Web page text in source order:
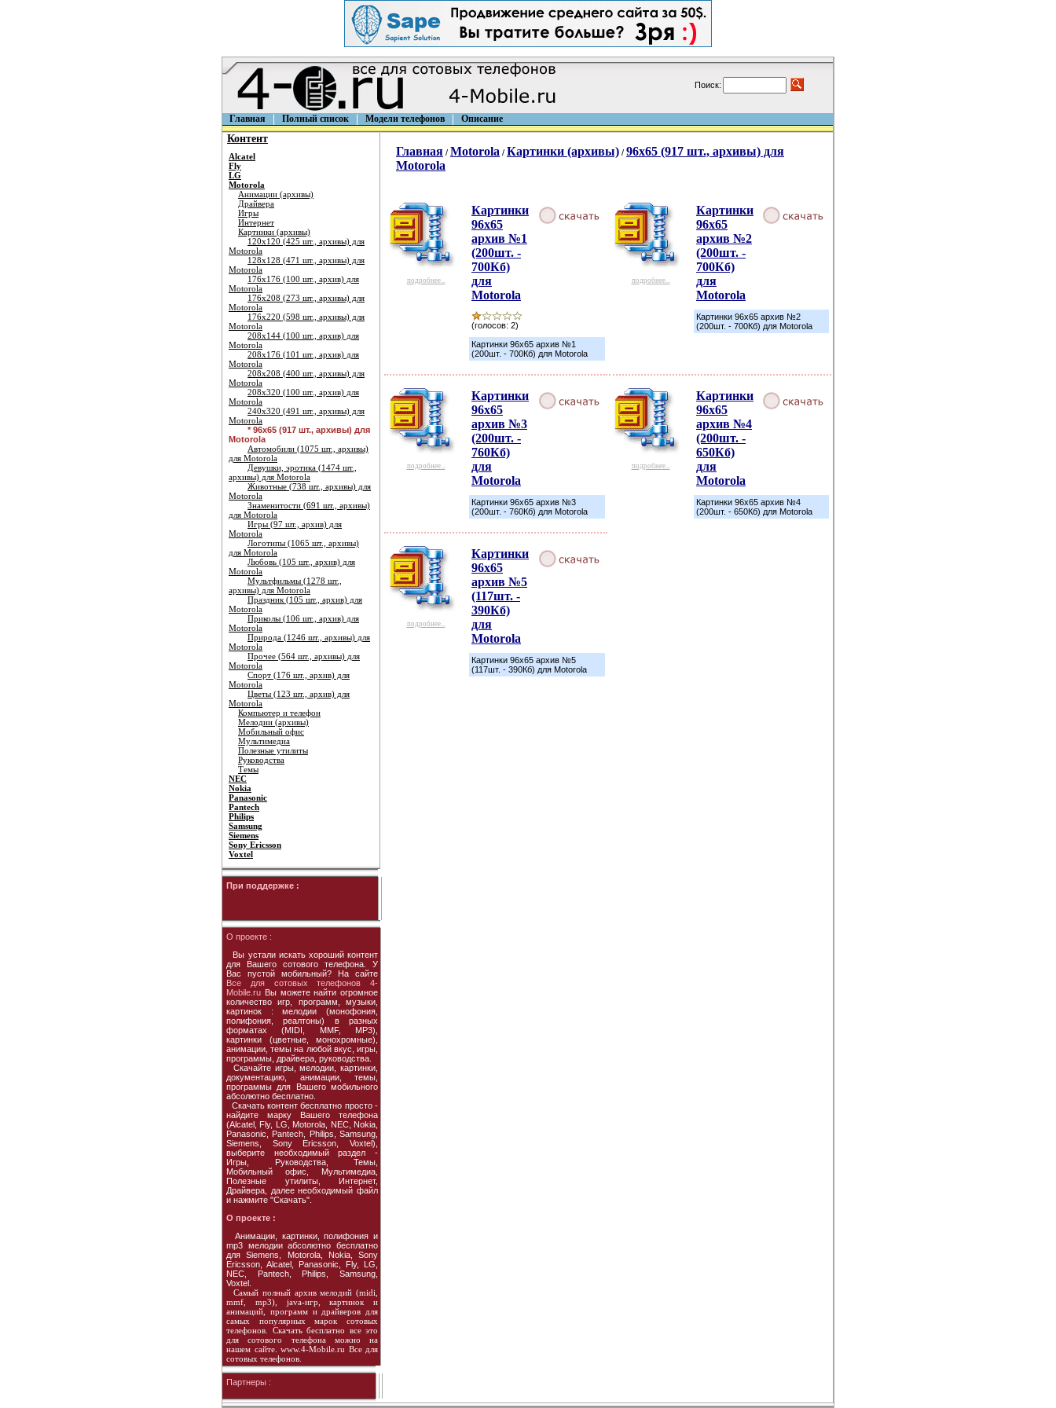
Поиск:
Главная Полный список Модели телефонов Описание
Контент
Alcatel
Fly
LG
Motorola
Анимации (архивы)
Драйвера
Игры
Интернет
Картинки (архивы)
120х120 (425 шт., архивы) для
Motorola
128х128 (471 шт., архивы) для
Motorola
176х176 (100 шт., архив) для
Motorola
176х208 (273 шт., архивы) для
Motorola
176х220 (598 шт., архивы) для
Motorola
208х144 (100 шт., архив) для
Motorola
208х176 (101 шт., архив) для
Motorola
208х208 (400 шт., архивы) для
Motorola
208х320 (100 шт., архив) для
Motorola
240х320 (491 шт., архивы) для
Motorola
* 96х65 (917 шт., архивы) для
Motorola
Автомобили (1075 шт., архивы)
для Motorola
Девушки, эротика (1474 шт.,
архивы) для Motorola
Животные (738 шт., архивы) для
Motorola
Знаменитости (691 шт., архивы)
для Motorola
Игры (97 шт., архив) для
Motorola
Логотипы (1065 шт., архивы)
для Motorola
Любовь (105 шт., архив) для
Motorola
Мультфильмы (1278 шт.,
архивы) для Motorola
Праздник (105 шт., архив) для
Motorola
Приколы (106 шт., архив) для
Motorola
Природа (1246 шт., архивы) для
Motorola
Прочее (564 шт., архивы) для
Motorola
Спорт (176 шт., архив) для
Motorola
Цветы (123 шт., архив) для
Motorola
Компьютер и телефон
Мелодии (архивы)
Мобильный офис
Мультимедиа
Полезные утилиты
Руководства
Темы
NEC
Nokia
Panasonic
Pantech
Philips
Samsung
Siemens
Sony Ericsson
Voxtel
При поддержке :
О проекте :
Вы устали искать хороший контент
для Вашего сотового телефона. У
Вас пустой мобильный? На сайте
Все для сотовых телефонов 4-
Mobile.ru Вы можете найти огромное
количество игр, программ, музыки,
картинок : мелодии (монофония,
полифония, реалтоны) в разных
форматах (MIDI, MMF, MP3),
картинки (цветные, монохромные),
анимации, темы на любой вкус, игры,
программы, драйвера, руководства.
Скачайте игры, мелодии, картинки,
документацию, анимации, темы,
программы для Вашего мобильного
абсолютно бесплатно.
Скачать контент бесплатно просто -
найдите марку Вашего телефона
(Alcatel, Fly, LG, Motorola, NEC, Nokia,
Panasonic, Pantech, Philips, Samsung,
Siemens, Sony Ericsson, Voxtel),
выберите необходимый раздел -
Игры, Руководства, Темы,
Мобильный офис, Мультимедиа,
Полезные утилиты, Интернет,
Драйвера, далее необходимый файл
и нажмите "Скачать".
О проекте :
Анимации, картинки, полифония и
mp3 мелодии абсолютно бесплатно
для Siemens, Motorola, Nokia, Sony
Ericsson, Alcatel, Panasonic, Fly, LG,
NEC, Pantech, Philips, Samsung,
Voxtel.
Самый полный архив мелодий (midi,
mmf, mp3), java-игр, картинок и
анимаций, программ и драйверов для
самых популярных марок сотовых
телефонов. Скачать бесплатно все это
для сотового телефона можно на
нашем сайте. www.4-Mobile.ru Все для
сотовых телефонов.
Партнеры :
Главная / Motorola / Картинки (архивы) / 96х65 (917 шт., архивы) для
Motorola
подробнее...
Картинки
96х65
архив №1
(200шт. -
700Кб)
для
Motorola
(голосов: 2)
Картинки 96х65 архив №1
(200шт. - 700Кб) для Motorola
подробнее...
Картинки
96х65
архив №2
(200шт. -
700Кб)
для
Motorola
Картинки 96х65 архив №2
(200шт. - 700Кб) для Motorola
подробнее...
Картинки
96х65
архив №3
(200шт. -
760Кб)
для
Motorola
Картинки 96х65 архив №3
(200шт. - 760Кб) для Motorola
подробнее...
Картинки
96х65
архив №4
(200шт. -
650Кб)
для
Motorola
Картинки 96х65 архив №4
(200шт. - 650Кб) для Motorola
подробнее...
Картинки
96х65
архив №5
(117шт. -
390Кб)
для
Motorola
Картинки 96х65 архив №5
(117шт. - 390Кб) для Motorola